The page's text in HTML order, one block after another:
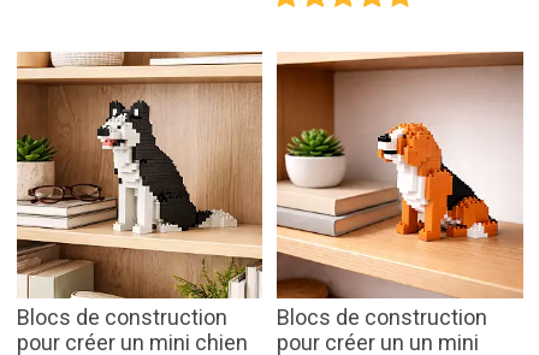
Blocs de construction
pour créer un mini chien
Blocs de construction
pour créer un un mini